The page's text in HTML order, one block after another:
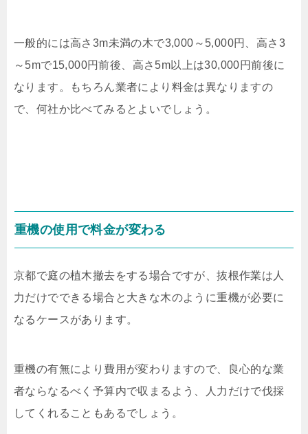
一般的には高さ 3m未満の木で3,000 ～ 5,000円、高さ 3
～ 5mで15,000円前後、高さ 5m以上は30,000 円前後に
なります。もちろん業者により料金は異なりますの
で、何社か比べてみるとよいでしょう。
重機の使用で料金が変わる
京都で庭の植木撤去をする場合ですが、抜根作業は人
力だけでできる場合と大きな木のように重機が必要に
なるケースがあります。
重機の有無により費用が変わりますので、良心的な業
者ならなるべく予算内で収まるよう、人力だけで伐採
してくれることもあるでしょう。